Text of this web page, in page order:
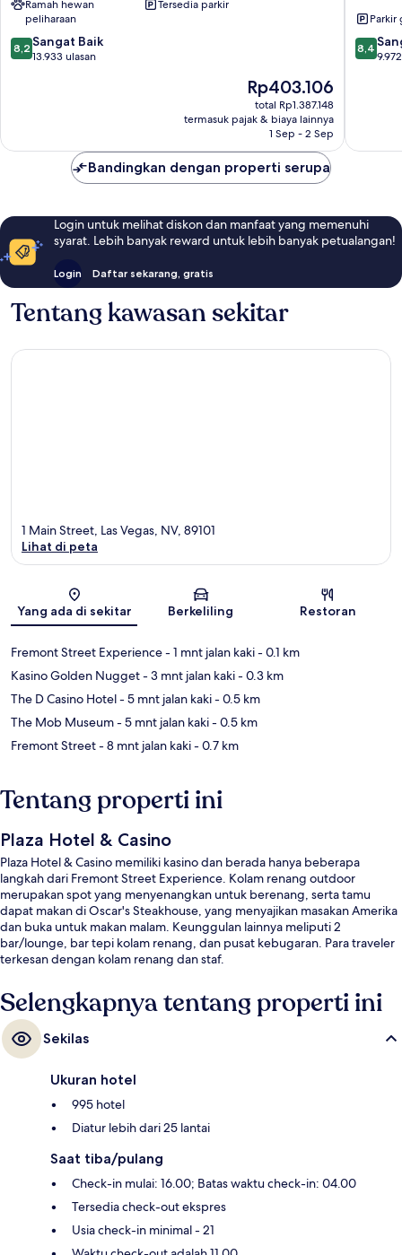
Hotel
Casino
Pusat
Ramah hewan
peliharaan
Tersedia parkir
8.2
dari
8,2 Sangat Baik
13.933 ulasan
Harga
sekarang
Rp403.106
Rp403.106
total Rp1.387.148
termasuk pajak & biaya lainnya
1 Sep - 2 Sep
Kota
Las
Vegas
Parkir
8.4
dari
8,4
Bandingkan dengan properti serupa
Login untuk melihat diskon dan manfaat yang memenuhi
syarat. Lebih banyak reward untuk lebih banyak petualangan!
Login Daftar sekarang, gratis
Tentang kawasan sekitar
Peta
1 Main Street, Las Vegas, NV, 89101
Lihat di peta
Yang ada di sekitar Berkeliling Restoran
Fremont Street Experience- 1 mnt jalan kaki- 0.1 km
Kasino Golden Nugget- 3 mnt jalan kaki- 0.3 km
The D Casino Hotel- 5 mnt jalan kaki- 0.5 km
The Mob Museum- 5 mnt jalan kaki- 0.5 km
Fremont Street- 8 mnt jalan kaki- 0.7 km
Tentang properti ini
Plaza Hotel & Casino
Plaza Hotel & Casino memiliki kasino dan berada hanya beberapa
langkah dari Fremont Street Experience. Kolam renang outdoor
merupakan spot yang menyenangkan untuk berenang, serta tamu
dapat makan di Oscar's Steakhouse, yang menyajikan masakan Amerika
dan buka untuk makan malam. Keunggulan lainnya meliputi 2
bar/lounge, bar tepi kolam renang, dan pusat kebugaran. Para traveler
terkesan dengan kolam renang dan staf.
Selengkapnya tentang properti ini
Sekilas
Ukuran hotel
995 hotel
Diatur lebih dari 25 lantai
Saat tiba/pulang
Check-in mulai: 16.00; Batas waktu check-in: 04.00
Tersedia check-out ekspres
Usia check-in minimal - 21